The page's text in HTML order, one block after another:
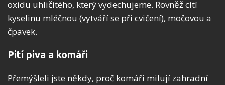
oxidu uhličitého, který vydechujeme. Rovněž cítí
kyselinu mléčnou (vytváří se při cvičení), močovou a
čpavek.
Pití piva a komáři
Přemýšleli jste někdy, proč komáři milují zahradní